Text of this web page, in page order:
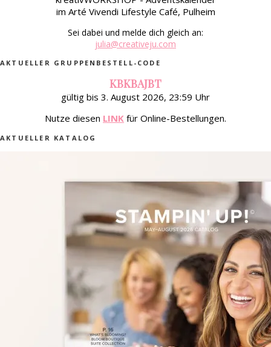
im Arté Vivendi Lifestyle Café, Pulheim
Sei dabei und melde dich gleich an:
julia@creativeju.com
AKTUELLER GRUPPENBESTELL-CODE
KBKBAJBT
gültig bis 3. August 2026, 23:59 Uhr
Nutze diesen LINK für Online-Bestellungen.
AKTUELLER KATALOG